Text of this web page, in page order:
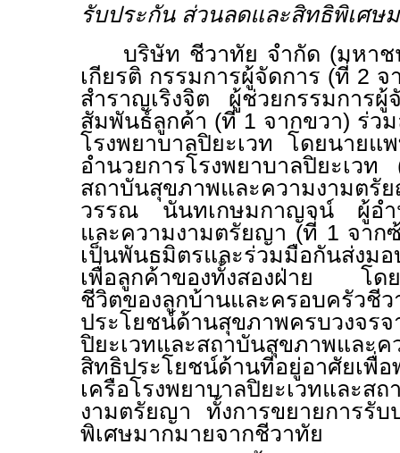
รับประกัน ส่วนลดและสิทธิพิเศษ
บริษัท ชีวาทัย จำกัด (มหา
เกียรติ กรรมการผู้จัดการ (ที่ 2 จ
สำราญเริงจิต ผู้ช่วยกรรมการผู้
สัมพันธ์ลูกค้า (ที่ 1 จากขวา) ร่ว
โรงพยาบาลปิยะเวท โดยนาย
อำนวยการโรงพยาบาลปิยะเว
สถาบันสุขภาพและความงามต
วรรณ นันทเกษมกาญจน์ ผู้อำ
และความงามตรัยญา (ที่ 1 จาก
เป็นพันธมิตรและร่วมมือกันส่งม
เพื่อลูกค้าของทั้งสองฝ่าย โดย
ชีวิตของลูกบ้านและครอบ
ประโยชน์ด้านสุขภาพครบวงจรจ
ปิยะเวทและสถาบันสุขภาพและค
สิทธิประโยชน์ด้านที่อยู่อาศัยเพื่
เครือโรงพยาบาลปิยะเวทและส
งามตรัยญา ทั้งการขยายการรับ
พิเศษมากมายจากชีวาทัย